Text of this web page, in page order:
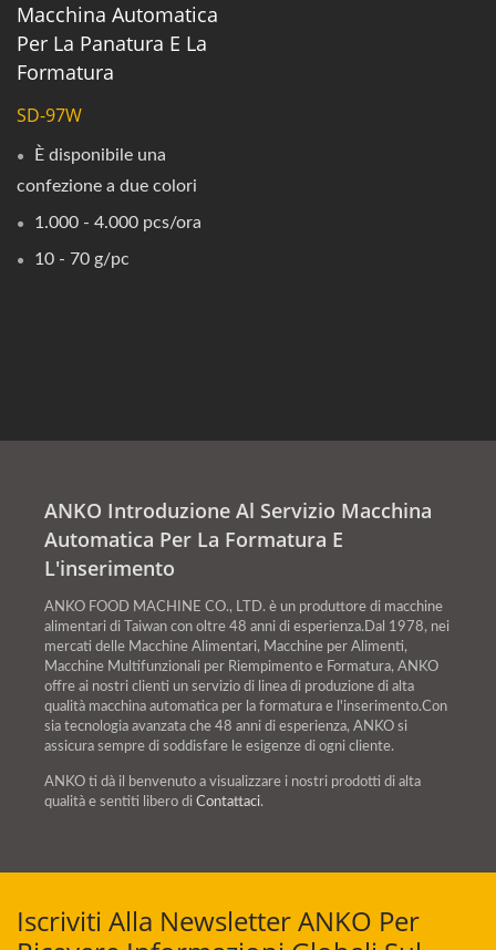
Macchina Automatica
Per La Panatura E La
Formatura
SD-97W
È disponibile una
confezione a due colori
1.000 - 4.000 pcs/ora
10 - 70 g/pc
ANKO Introduzione Al Servizio Macchina
Automatica Per La Formatura E
L'inserimento
ANKO FOOD MACHINE CO., LTD. è un produttore di macchine
alimentari di Taiwan con oltre 48 anni di esperienza.Dal 1978, nei
mercati delle Macchine Alimentari, Macchine per Alimenti,
Macchine Multifunzionali per Riempimento e Formatura, ANKO
offre ai nostri clienti un servizio di linea di produzione di alta
qualità macchina automatica per la formatura e l'inserimento.Con
sia tecnologia avanzata che 48 anni di esperienza, ANKO si
assicura sempre di soddisfare le esigenze di ogni cliente.
ANKO ti dà il benvenuto a visualizzare i nostri prodotti di alta
qualità e sentiti libero di Contattaci.
Iscriviti Alla Newsletter ANKO Per